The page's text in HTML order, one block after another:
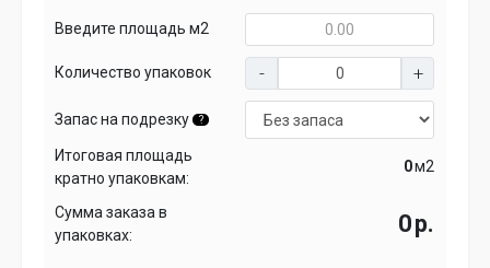
Введите площадь м2
Количество упаковок
Запас на подрезку ?
Итоговая площадь
кратно упаковкам:
м2
Сумма заказа в
упаковках:
р.